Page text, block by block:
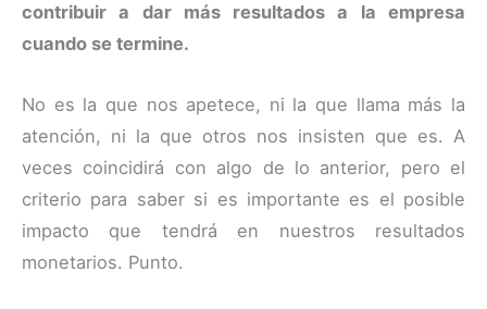
contribuir a dar más resultados a la empresa
cuando se termine.
No es la que nos apetece, ni la que llama más la
atención, ni la que otros nos insisten que es. A
veces coincidirá con algo de lo anterior, pero el
criterio para saber si es importante es el posible
impacto que tendrá en nuestros resultados
monetarios. Punto.